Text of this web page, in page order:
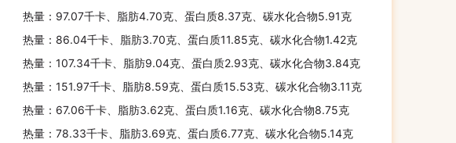
热量：97.07千卡、脂肪4.70克、蛋白质8.37克、碳水化合物5.91克
热量：86.04千卡、脂肪3.70克、蛋白质11.85克、碳水化合物1.42克
热量：107.34千卡、脂肪9.04克、蛋白质2.93克、碳水化合物3.84克
热量：151.97千卡、脂肪8.59克、蛋白质15.53克、碳水化合物3.11克
热量：67.06千卡、脂肪3.62克、蛋白质1.16克、碳水化合物8.75克
热量：78.33千卡、脂肪3.69克、蛋白质6.77克、碳水化合物5.14克